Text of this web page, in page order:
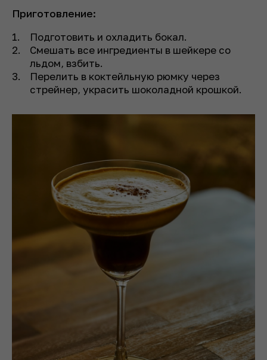
Приготовление:
Подготовить и охладить бокал.
Смешать все ингредиенты в шейкере со
льдом, взбить.
Перелить в коктейльную рюмку через
стрейнер, украсить шоколадной крошкой.